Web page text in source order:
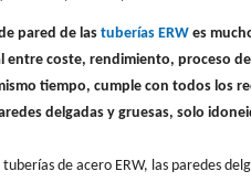
pared de las tuberías ERW es
coste, rendimiento, proceso
tiempo, cumple con todos los
delgadas y gruesas, solo
tuberías de acero ERW, las paredes